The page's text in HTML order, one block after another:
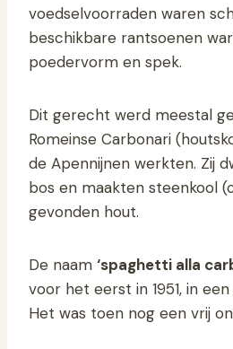
voedselvoorraden waren
beschikbare rantsoenen
poedervorm en spek.
Dit gerecht werd meestal
Romeinse Carbonari
de Apennijnen werkten. Zij
bos en maakten steenkool
gevonden hout.
De naam ‘spaghetti alla
voor het eerst in 1951, in
Het was toen nog een vrij